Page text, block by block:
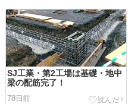
SJ工業・第2工場は基礎・地中
梁の配筋完了！
78日前